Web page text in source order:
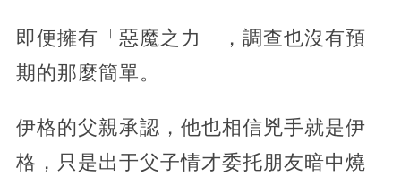
即便擁有「惡魔之力」，調查也沒有預
期的那麼簡單。
伊格的父親承認，他也相信兇手就是伊
格，只是出于父子情才委托朋友暗中燒